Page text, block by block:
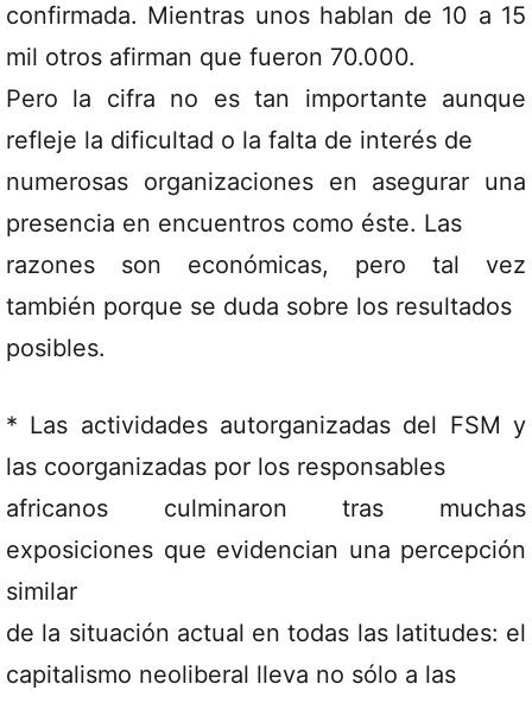
confirmada. Mientras unos hablan de 10 a 15
mil otros afirman que fueron 70.000.
Pero la cifra no es tan importante aunque
refleje la dificultad o la falta de interés de
numerosas organizaciones en asegurar una
presencia en encuentros como éste. Las
razones son económicas, pero tal vez
también porque se duda sobre los resultados
posibles.
* Las actividades autorganizadas del FSM y
las coorganizadas por los responsables
africanos culminaron tras muchas
exposiciones que evidencian una percepción
similar
de la situación actual en todas las latitudes: el
capitalismo neoliberal lleva no sólo a las